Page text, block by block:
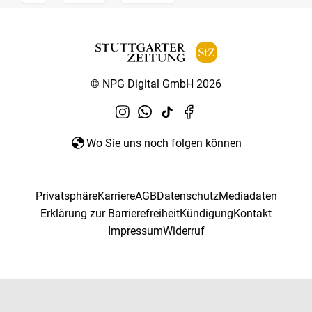
© NPG Digital GmbH 2026
Wo Sie uns noch folgen können
PrivatsphäreKarriereAGBDatenschutzMediadaten
Erklärung zur BarrierefreiheitKündigungKontakt
ImpressumWiderruf